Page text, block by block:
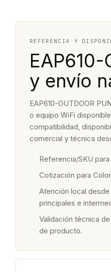
REFERENCIA Y
y envío
EAP610-OUTDOOR
o equipo WiFi
compatibilidad,
comercial y técnica
Referencia/SKU
Cotización para
Atención local
principales e
Validación técnica
de producto.